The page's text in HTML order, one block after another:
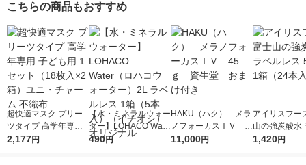
入） 大王製紙 日本マスク
こちらの商品もおすすめ
超快適マスク プリー
ツタイプ 高学年専用
子ども用 1セット（18
2,177円
【水・ミネラルウォー
ター】LOHACO Wate
r（ロハコウォータ
490円
HAKU（ハク） メラ
ノフォーカスＩＶ 4
5ｇ 資生堂 おまけ
11,000円
アイリスフー
山の強炭酸水
レス 500ml 1
1,420円